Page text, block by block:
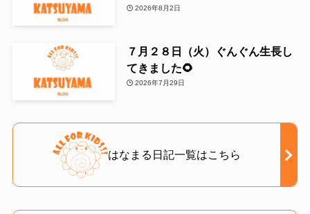
2026年8月2日
７月２８日（火）ぐんぐん生長し
てきました🌻
2026年7月29日
はなまる日記一覧はこちら